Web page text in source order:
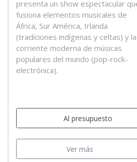
presenta un show espectacular
fusiona elementos musicales de
África, Sur América, Irlanda
(tradiciones indígenas y celtas) y la
corriente moderna de músicas
populares del mundo (pop-rock-
electrónica).
Al presupuesto
Ver más